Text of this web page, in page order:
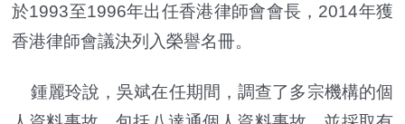
於1993至1996年出任香港律師會會長，2014年獲
香港律師會議決列入榮譽名冊。
鍾麗玲說，吳斌在任期間，調查了多宗機構的個